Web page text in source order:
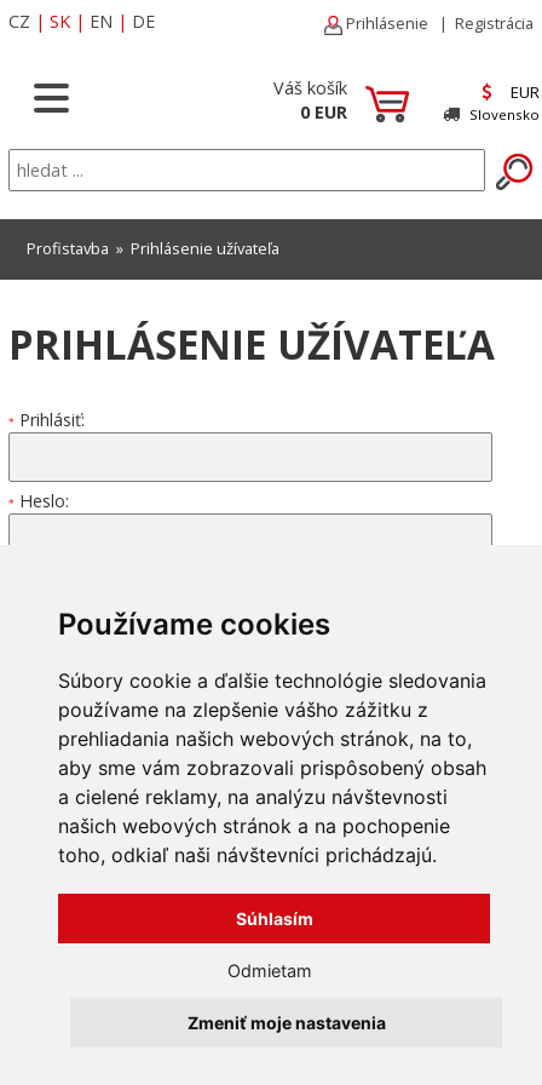
Používame cookies
Súbory cookie a ďalšie technológie sledovania
používame na zlepšenie vášho zážitku z
prehliadania našich webových stránok, na to,
aby sme vám zobrazovali prispôsobený obsah
a cielené reklamy, na analýzu návštevnosti
našich webových stránok a na pochopenie
toho, odkiaľ naši návštevníci prichádzajú.
Súhlasím
Odmietam
Zmeniť moje nastavenia
CZ | SK | EN | DE Prihlásenie | Registrácia
Váš košík
0 EUR
EUR
Slovensko
Profistavba » Prihlásenie užívateľa
PRIHLÁSENIE UŽÍVATEĽA
* Prihlásiť:
* Heslo:
Zapamätať si prihlasovacie údaje
Zabudol som heslo
INFORMÁCIE